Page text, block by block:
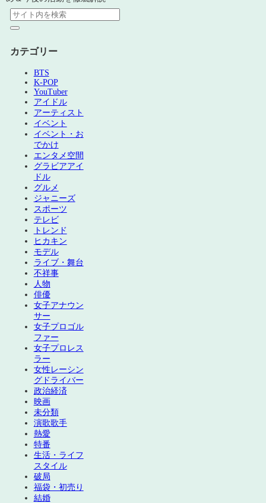
カテゴリー
BTS
K-POP
YouTuber
アイドル
アーティスト
イベント
イベント・お
でかけ
エンタメ空間
グラビアアイ
ドル
グルメ
ジャニーズ
スポーツ
テレビ
トレンド
ヒカキン
モデル
ライブ・舞台
不祥事
人物
俳優
女子アナウン
サー
女子プロゴル
ファー
女子プロレス
ラー
女性レーシン
グドライバー
政治経済
映画
未分類
演歌歌手
熱愛
特番
生活・ライフ
スタイル
破局
福袋・初売り
結婚